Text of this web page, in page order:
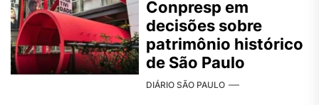
Conpresp em
decisões sobre
patrimônio histórico
de São Paulo
DIÁRIO SÃO PAULO